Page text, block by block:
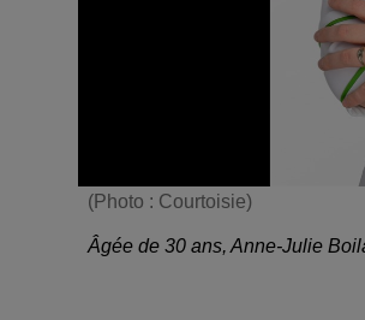
(Photo : Courtoisie)
Âgée de 30 ans, Anne-Julie